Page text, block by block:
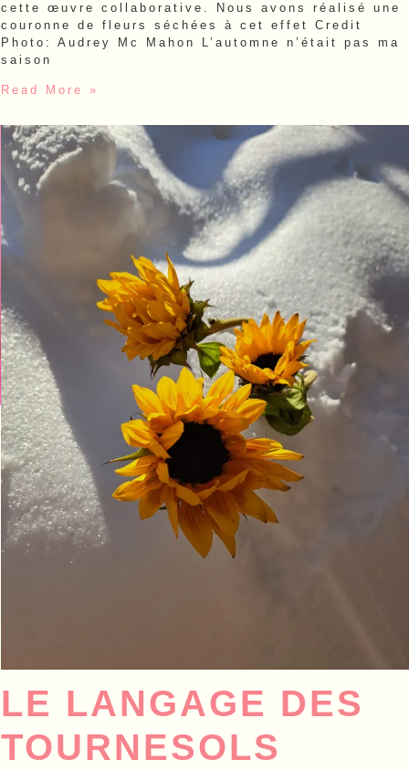
cette œuvre collaborative. Nous avons réalisé une
couronne de fleurs séchées à cet effet Credit
Photo: Audrey Mc Mahon L’automne n’était pas ma
saison
Read More »
LE LANGAGE DES
TOURNESOLS